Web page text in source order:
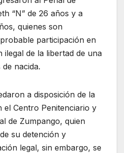
“N” de 26 años y a
quienes son
participación en
ilegal de la libertad de una
nacida.
a disposición de la
el Centro Penitenciario y
de Zumpango, quien
su detención y
legal, sin embargo, se